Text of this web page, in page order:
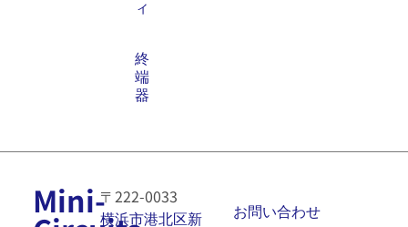
ィ
終
端
器
Mini-〒222-0033
横浜市港北区新
お問い合わせ